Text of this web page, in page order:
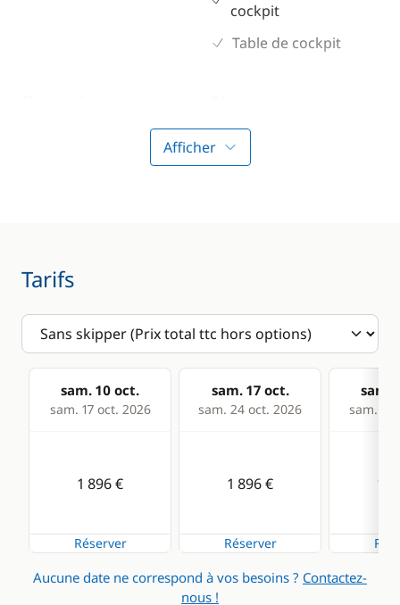
cockpit
Table de cockpit
Convertisseur 220V
Guide & cartes
Cuisine
Réfrigérateur
Réfrigérateur
Eau chaude
Panneaux solaires
Ventilateurs
Afficher
Tarifs
sam. 10 oct.
sam. 17 oct. 2026
sam. 17 oct.
sam. 24 oct. 2026
sam.
sam. 31
1 896 €
Réserver
1 896 €
Réserver
1
Aucune date ne correspond à vos besoins ? Contactez-
nous !